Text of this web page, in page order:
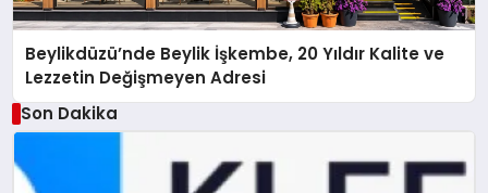
Beylikdüzü’nde Beylik İşkembe, 20 Yıldır Kalite ve
Lezzetin Değişmeyen Adresi
Son Dakika